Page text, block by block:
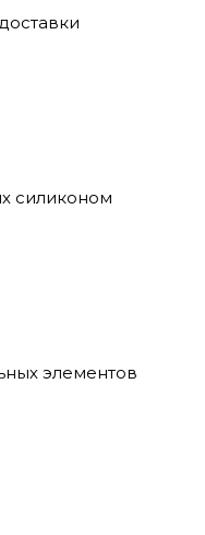
силиконом
элементов